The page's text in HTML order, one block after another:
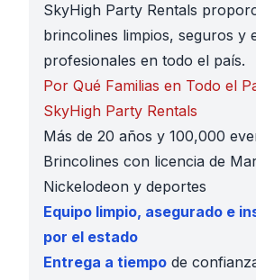
SkyHigh Party Rentals
brincolines limpios, seguros y
profesionales en todo el país.
Por Qué Familias en Todo el
SkyHigh Party Rentals
Más de 20 años y 100,000
Brincolines con licencia de
Nickelodeon y deportes
Equipo limpio, asegurado e
por el estado
Entrega a tiempo de